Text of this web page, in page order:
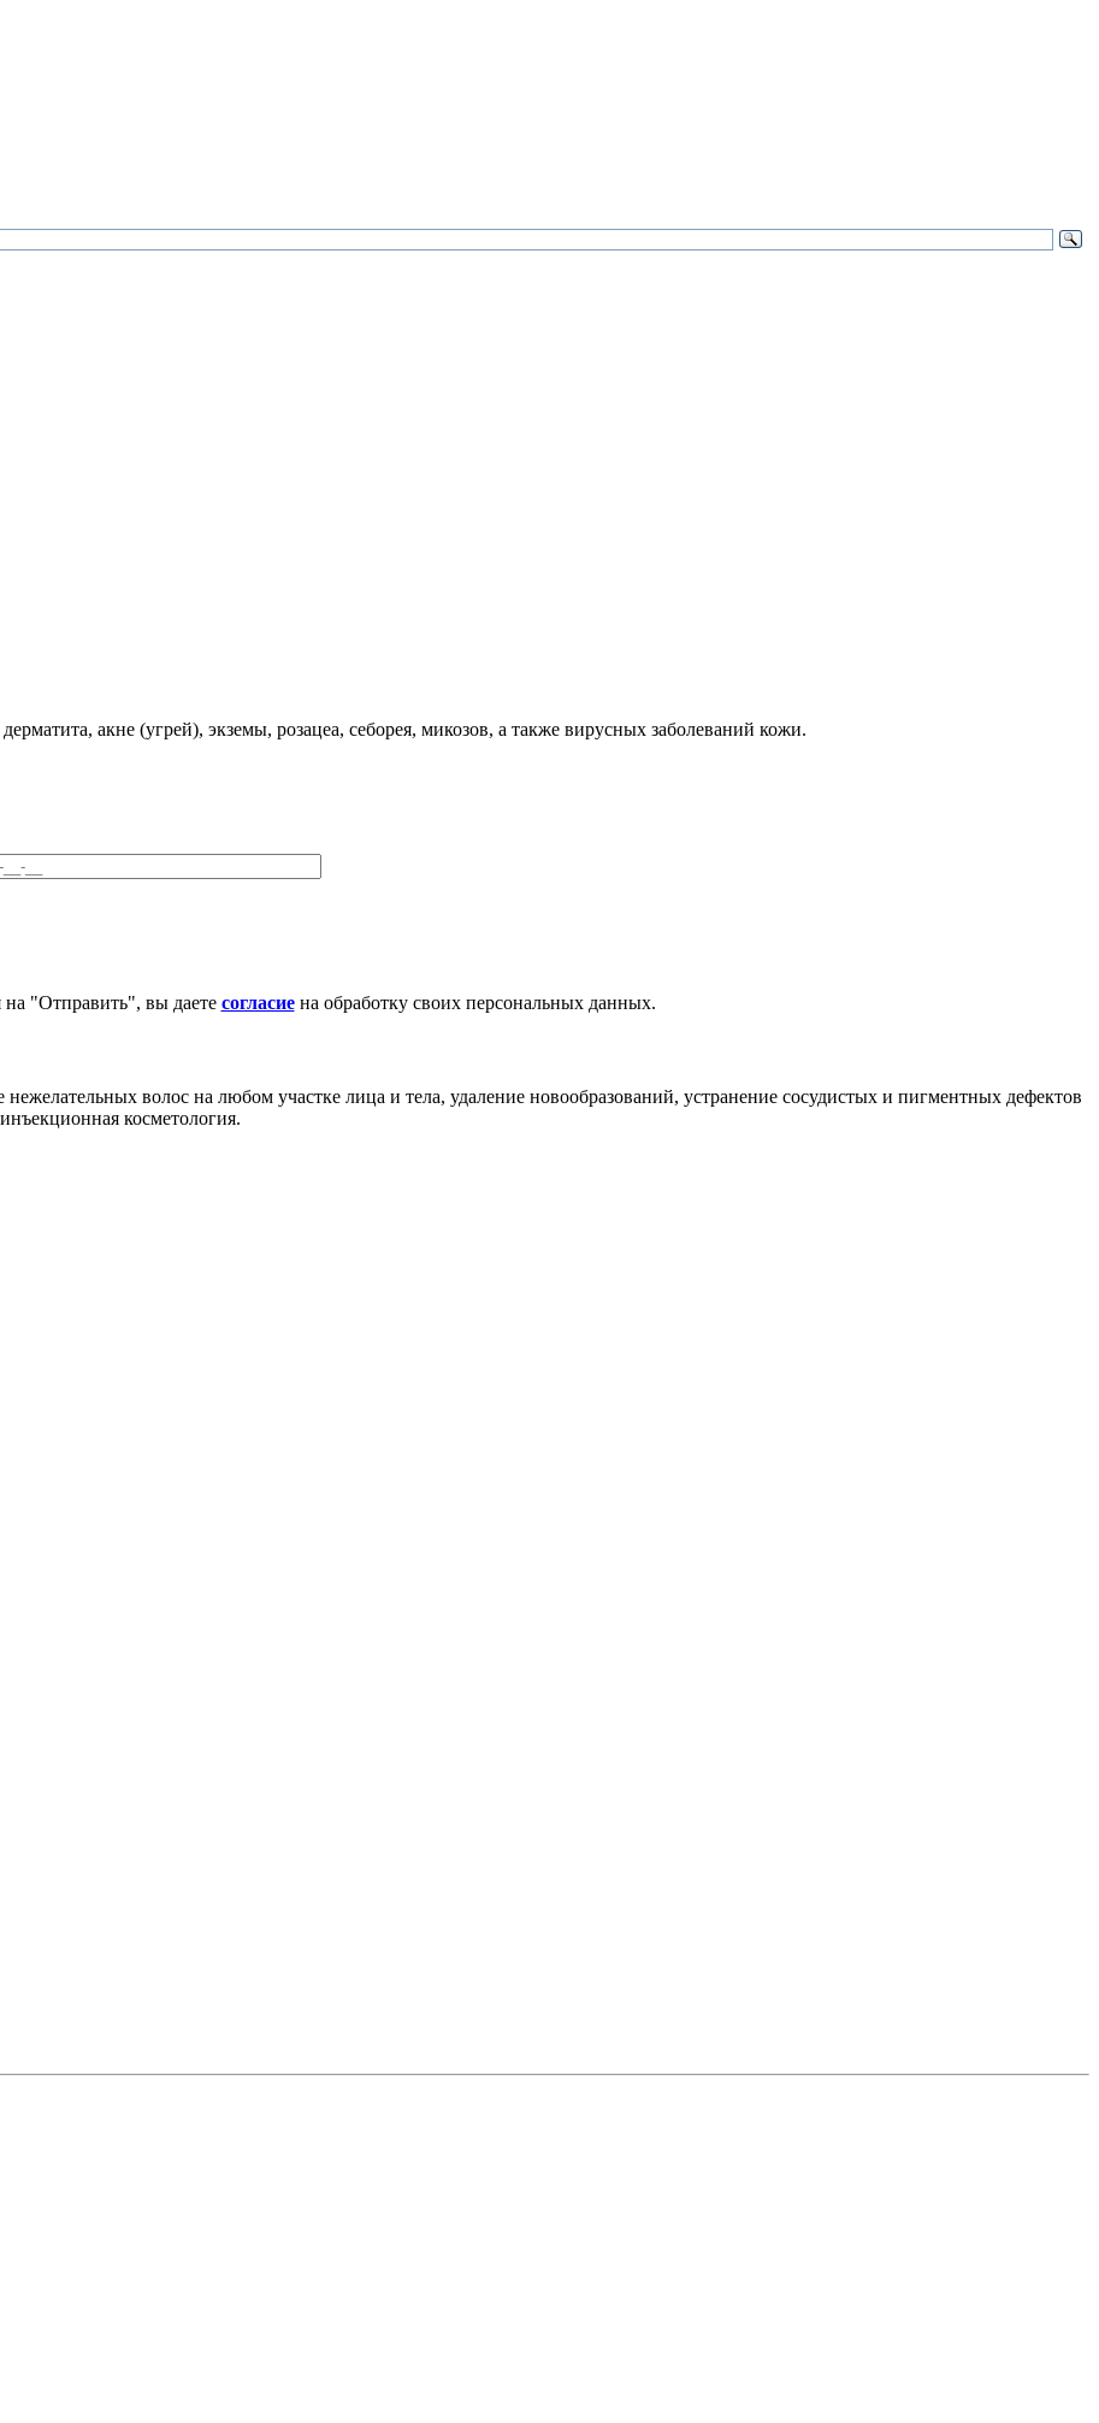
акне (угрей), экземы, розацеа, себорея, микозов, а также вирусных заболеваний кожи.
"Отправить", вы даете согласиена обработку своих персональных данных.
волос на любом участке лица и тела, удаление новообразований, устранение сосудистых и пигментных дефектов
косметология.